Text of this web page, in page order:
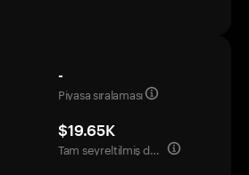
-
Piyasa sıralaması
$19.65K
Tam seyreltilmiş değerleme